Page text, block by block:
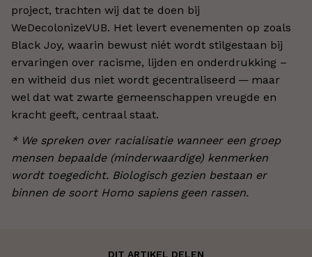
project, trachten wij dat te doen bij
WeDecolonizeVUB. Het levert evenementen op zoals
Black Joy, waarin bewust niét wordt stilgestaan bij
ervaringen over racisme, lijden en onderdrukking –
en witheid dus niet wordt gecentraliseerd — maar
wel dat wat zwarte gemeenschappen vreugde en
kracht geeft, centraal staat.
* We spreken over racialisatie wanneer een groep
mensen bepaalde (minderwaardige) kenmerken
wordt toegedicht. Biologisch gezien bestaan er
binnen de soort Homo sapiens geen rassen.
DIT ARTIKEL DELEN